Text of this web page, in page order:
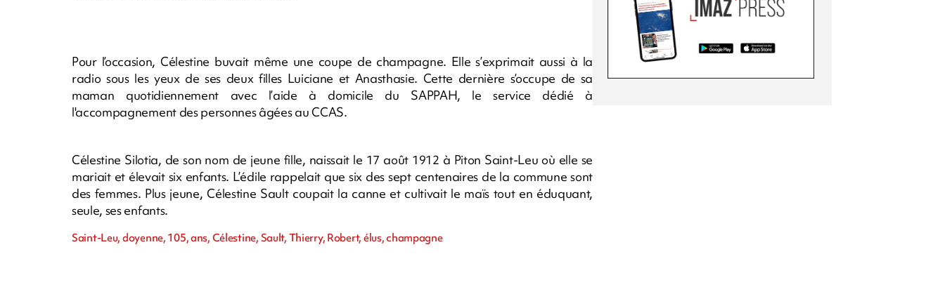
Pour l’occasion, Célestine buvait même une coupe de champagne. Elle s’exprimait aussi à la
radio sous les yeux de ses deux filles Luiciane et Anasthasie. Cette dernière s’occupe de sa
maman quotidiennement avec l’aide à domicile du SAPPAH, le service dédié à
l'accompagnement des personnes âgées au CCAS.
Célestine Silotia, de son nom de jeune fille, naissait le 17 août 1912 à Piton Saint-Leu où elle se
mariait et élevait six enfants. L’édile rappelait que six des sept centenaires de la commune sont
des femmes. Plus jeune, Célestine Sault coupait la canne et cultivait le maïs tout en éduquant,
seule, ses enfants.
Saint-Leu, doyenne, 105, ans, Célestine, Sault, Thierry, Robert, élus, champagne